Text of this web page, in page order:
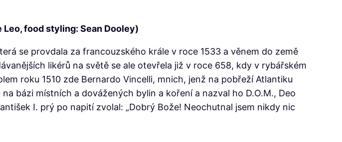
food styling: Sean Dooley)
se provdala za francouzského krále v roce 1533 a věnem do země
likérů na světě se ale otevřela již v roce 658, kdy v rybářském
roku 1510 zde Bernardo Vincelli, mnich, jenž na pobřeží Atlantiku
bázi místních a dovážených bylin a koření a nazval ho D.O.M., Deo
I. prý po napití zvolal: „Dobrý Bože! Neochutnal jsem nikdy nic